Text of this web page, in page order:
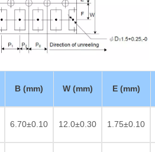
B (mm) W (mm) E (mm)
6.70±0.10 12.0±0.30 1.75±0.10